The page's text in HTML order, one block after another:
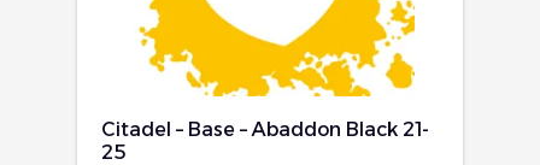
Citadel – Base – Abaddon Black 21-
25